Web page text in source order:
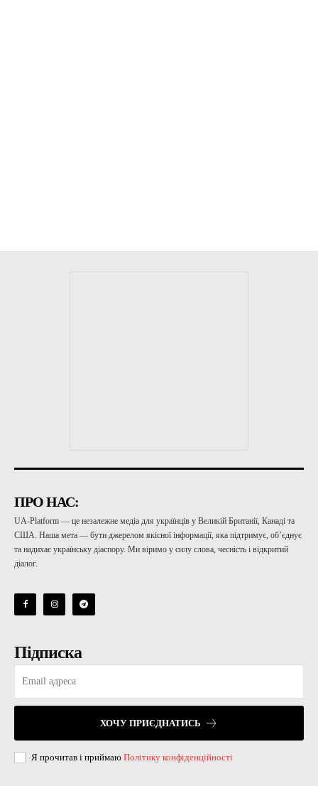
ПРО НАС:
UA-Platform — це незалежне медіа для українців у Великій Британії, Канаді та
США. Наша мета — бути джерелом якісної інформації, яка підтримує, об’єднує
та надихає українську діаспору. Ми віримо у силу слова, чесність і відкритий
діалог.
Підписка
ХОЧУ ПРИЄДНАТИСЬ
Я прочитав і приймаю Політику конфіденційності